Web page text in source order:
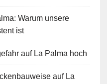
Warum unsere
ist
auf La Palma hoch
auf La